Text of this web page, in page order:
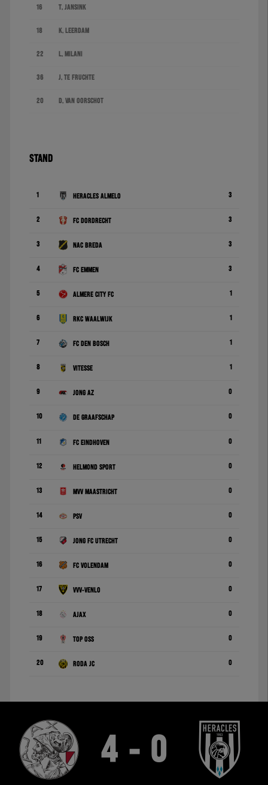
16 T. Jansink
18 K. Leerdam
22 L. Milani
36 J. te Fruchte
20 D. van Oorschot
STAND
1 Heracles Almelo 3
2 FC Dordrecht 3
3 NAC Breda 3
4 FC Emmen 3
5 Almere City FC 1
6 RKC Waalwijk 1
7 FC Den Bosch 1
8 Vitesse 1
9 Jong AZ 0
10 De Graafschap 0
11 FC Eindhoven 0
12 Helmond Sport 0
13 MVV Maastricht 0
14 PSV 0
15 Jong FC Utrecht 0
16 FC Volendam 0
17 VVV-Venlo 0
18 Ajax 0
19 TOP Oss 0
20 Roda JC 0
4 - 0